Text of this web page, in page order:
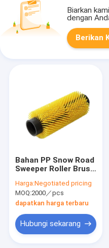
Biarkan
dengan
Berikan
Bahan PP Snow Road
Sweeper Roller Brush
Harga:Negotiated pricing
MOQ:2000／pcs
dapatkan harga terbaru
Hubungi sekarang